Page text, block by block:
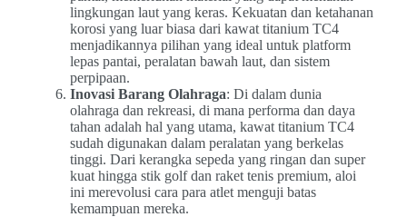
lingkungan laut yang keras. Kekuatan dan ketahanan
korosi yang luar biasa dari kawat titanium TC4
menjadikannya pilihan yang ideal untuk platform
lepas pantai, peralatan bawah laut, dan sistem
perpipaan.
Inovasi Barang Olahraga: Di dalam dunia
olahraga dan rekreasi, di mana performa dan daya
tahan adalah hal yang utama, kawat titanium TC4
sudah digunakan dalam peralatan yang berkelas
tinggi. Dari kerangka sepeda yang ringan dan super
kuat hingga stik golf dan raket tenis premium, aloi
ini merevolusi cara para atlet menguji batas
kemampuan mereka.